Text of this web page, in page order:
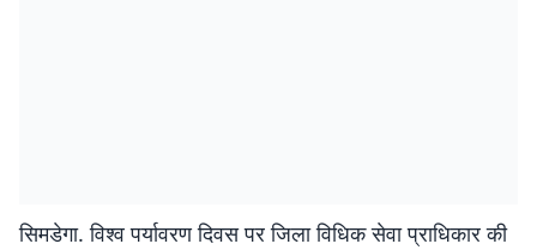
सिमडेगा. विश्व पर्यावरण दिवस पर जिला विधिक सेवा प्राधिकार की